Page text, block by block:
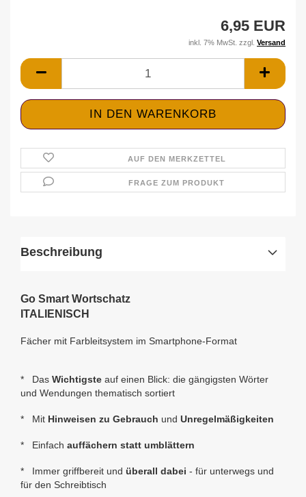
6,95 EUR
inkl. 7% MwSt. zzgl. Versand
AUF DEN MERKZETTEL
FRAGE ZUM PRODUKT
Beschreibung
Go Smart Wortschatz
ITALIENISCH
Fächer mit Farbleitsystem im Smartphone-Format
* Das Wichtigste auf einen Blick: die gängigsten Wörter
und Wendungen thematisch sortiert
* Mit Hinweisen zu Gebrauch und Unregelmäßigkeiten
* Einfach auffächern statt umblättern
* Immer griffbereit und überall dabei - für unterwegs und
für den Schreibtisch